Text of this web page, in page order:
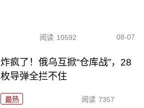
阅读 10592 08-07
炸疯了！俄乌互掀“仓库战”，28
枚导弹全拦不住
最热 阅读 7357